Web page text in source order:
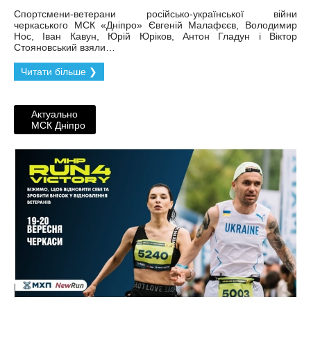
Спортсмени-ветерани російсько-української війни
черкаського МСК «Дніпро» Євгеній Малафєєв, Володимир
Нос, Іван Кавун, Юрій Юріков, Антон Гладун і Віктор
Стояновський взяли…
Читати більше ❯
Актуально
МСК Дніпро